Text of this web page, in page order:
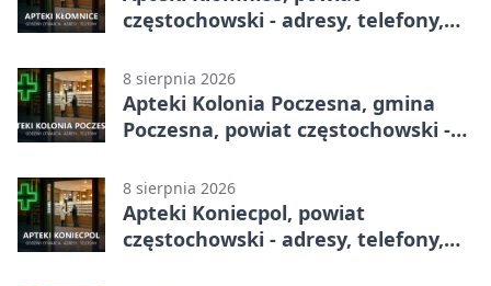
częstochowski - adresy, telefony,
8 sierpnia 2026
Apteki Kolonia Poczesna, gmina
Poczesna, powiat częstochowski -
8 sierpnia 2026
Apteki Koniecpol, powiat
częstochowski - adresy, telefony,